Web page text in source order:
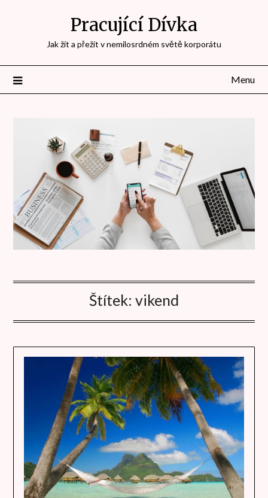
Pracující Dívka
Jak žít a přežít v nemilosrdném světě korporátu
Menu
Štítek: vikend